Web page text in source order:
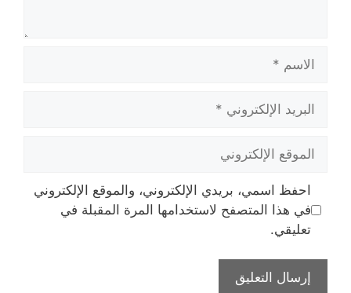
الإلكتروني
الإلكتروني
احفظ اسمي، بريدي الإلكتروني، والموقع الإلكتروني
في هذا المتصفح لاستخدامها المرة المقبلة في
تعليقي.